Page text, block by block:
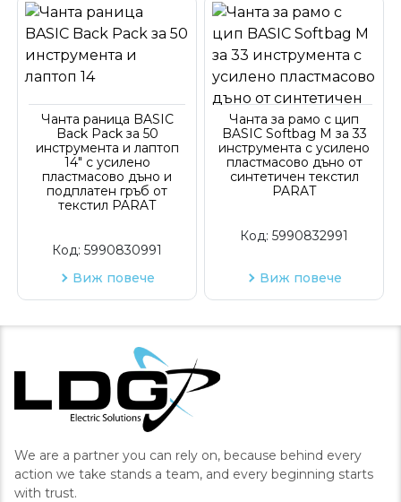
Чанта раница BASIC
Back Pack за 50
инструмента и лаптоп
14" с усилено
пластмасово дъно и
подплатен гръб от
текстил PARAT
Код: 5990830991
Виж повече
Чанта за рамо с цип
BASIC Softbag M за 33
инструмента с усилено
пластмасово дъно от
синтетичен текстил
PARAT
Код: 5990832991
Виж повече
We are a partner you can rely on, because behind every
action we take stands a team, and every beginning starts
with trust.